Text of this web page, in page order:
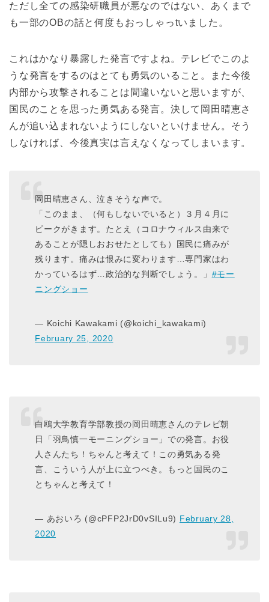
ただし全ての感染研職員が悪なのではない、あくまで
も一部のOBの話と何度もおっしゃっtいました。
これはかなり暴露した発言ですよね。テレビでこのよ
うな発言をするのはとても勇気のいること。また今後
内部から攻撃されることは間違いないと思いますが、
国民のことを思った勇気ある発言。決して岡田晴恵さ
んが追い込まれないようにしないといけません。そう
しなければ、今後真実は言えなくなってしまいます。
岡田晴恵さん、泣きそうな声で。
「このまま、（何もしないでいると）３月４月に
ピークがきます。たとえ（コロナウィルス由来で
あることが隠しおおせたとしても）国民に痛みが
残ります。痛みは恨みに変わります…専門家はわ
かっているはず…政治的な判断でしょう。」 #モー
ニングショー
— Koichi Kawakami (@koichi_kawakami)
February 25, 2020
白鴎大学教育学部教授の岡田晴恵さんのテレビ朝
日「羽鳥慎一モーニングショー」での発言。お役
人さんたち！ちゃんと考えて！この勇気ある発
言、こういう人が上に立つべき。もっと国民のこ
とちゃんと考えて！
— あおいろ (@cPFP2JrD0vSILu9) February 28,
2020